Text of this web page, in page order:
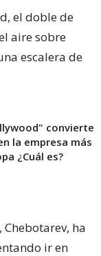
el doble de
aire sobre
escalera de
convierte
la empresa más
¿Cuál es?
ha
ir en